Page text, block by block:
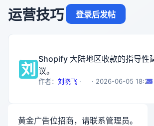
运营技巧 登录后发帖
刘
Shopify 大陆地区收款的指导性
议。
作者： 刘晓飞 · · 2026-06-05 18:29
黄金广告位招商，请联系管理员。